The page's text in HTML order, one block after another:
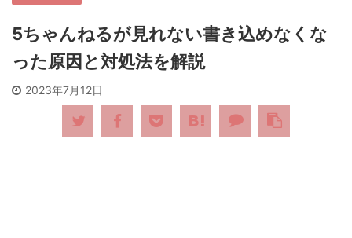
5ちゃんねるが見れない書き込めなくな
った原因と対処法を解説
2023年7月12日